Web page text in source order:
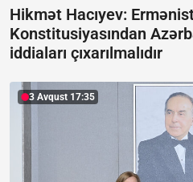
Hikmət Hacıyev:
Konstitusiyasından
iddiaları çıxarılmalıdır
3 Avqust 17:35